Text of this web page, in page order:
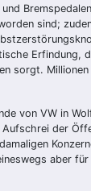
sind;
Erfindung,
sorgt.
von VW in
der
aber